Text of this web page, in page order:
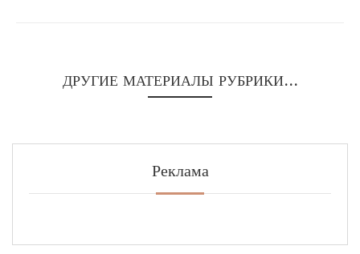
ДРУГИЕ МАТЕРИАЛЫ РУБРИКИ...
Реклама